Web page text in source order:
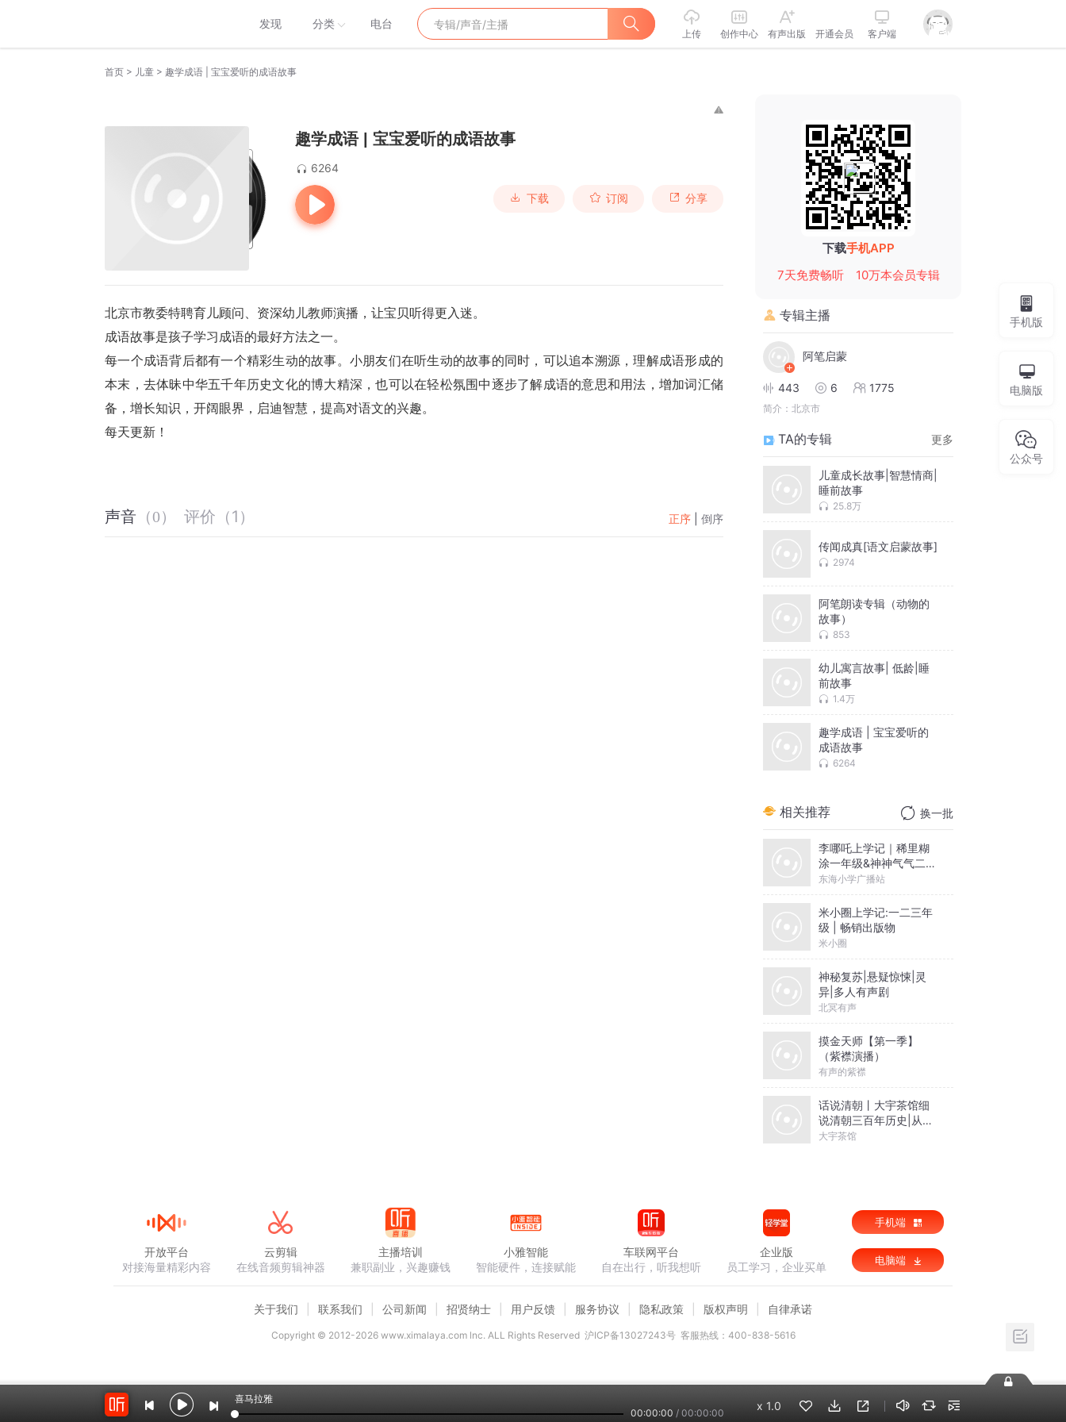
发现 分类 电台
上传 创作中心 有声出版 开通会员 客户端
首页 > 儿童 > 趣学成语 | 宝宝爱听的成语故事
趣学成语 | 宝宝爱听的成语故事
6264
下载 订阅 分享
北京市教委特聘育儿顾问、资深幼儿教师演播，让宝贝听得更入迷。
成语故事是孩子学习成语的最好方法之一。
每一个成语背后都有一个精彩生动的故事。小朋友们在听生动的故事的同时，可以追本溯源，理解成语形成的
本末，去体昧中华五千年历史文化的博大精深，也可以在轻松氛围中逐步了解成语的意思和用法，增加词汇储
备，增长知识，开阔眼界，启迪智慧，提高对语文的兴趣。
每天更新！
声音 （0） 评价 （1 ） 正序 倒序
下载手机APP
7天免费畅听
10万本会员专辑
专辑主播
阿笔启蒙
443 6 1775
简介： 北京市
TA的专辑 更多
儿童成长故事|智慧情商|
睡前故事
25.8万
传闻成真[语文启蒙故事]
2974
阿笔朗读专辑（动物的
故事）
853
幼儿寓言故事| 低龄|睡
前故事
1.4万
趣学成语 | 宝宝爱听的
成语故事
6264
相关推荐 换一批
李哪吒上学记｜稀里糊
涂一年级&神神气气二年
级
东海小学广播站
米小圈上学记:一二三年
级 | 畅销出版物
米小圈
神秘复苏|悬疑惊悚|灵
异|多人有声剧
北冥有声
摸金天师【第一季】
（紫襟演播）
有声的紫襟
话说清朝丨大宇茶馆细
说清朝三百年历史|从努
尔哈赤到末代皇帝溥仪|
大宇茶馆
手机版
电脑版
公众号
喜马拉雅
00:00:00 / 00:00:00
x 1.0
开放平台
对接海量精彩内容
云剪辑
在线音频剪辑神器
主播培训
兼职副业，兴趣赚钱
小雅智能
智能硬件，连接赋能
车联网平台
自在出行，听我想听
企业版
员工学习，企业买单
手机端
电脑端
关于我们 联系我们 公司新闻 招贤纳士 用户反馈 服务协议 隐私政策 版权声明 自律承诺
Copyright © 2012-2026www.ximalaya.com lnc. ALL Rights Reserved 沪ICP备13027243号 客服热线：400-838-5616